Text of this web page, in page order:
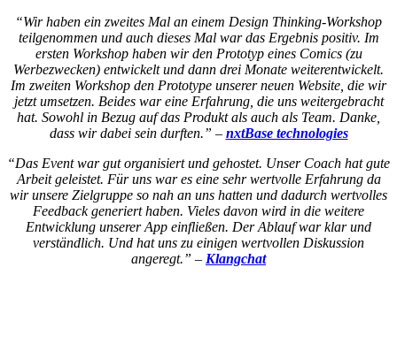
“Wir haben ein zweites Mal an einem Design Thinking-Workshop
teilgenommen und auch dieses Mal war das Ergebnis positiv. Im
ersten Workshop haben wir den Prototyp eines Comics (zu
Werbezwecken) entwickelt und dann drei Monate weiterentwickelt.
Im zweiten Workshop den Prototype unserer neuen Website, die wir
jetzt umsetzen. Beides war eine Erfahrung, die uns weitergebracht
hat. Sowohl in Bezug auf das Produkt als auch als Team. Danke,
dass wir dabei sein durften.” – nxtBase technologies
“Das Event war gut organisiert und gehostet. Unser Coach hat gute
Arbeit geleistet. Für uns war es eine sehr wertvolle Erfahrung da
wir unsere Zielgruppe so nah an uns hatten und dadurch wertvolles
Feedback generiert haben. Vieles davon wird in die weitere
Entwicklung unserer App einfließen. Der Ablauf war klar und
verständlich. Und hat uns zu einigen wertvollen Diskussion
angeregt.” – Klangchat